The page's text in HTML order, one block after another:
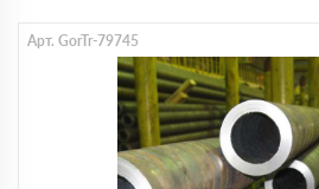
Арт. GorTr-79745